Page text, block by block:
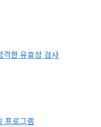
격한 유효성 검사
프로그램